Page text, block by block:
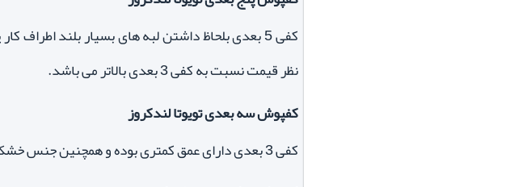
کفی 5 بعدی بلحاظ داشتن لبه های بسیار بلند
نظر قیمت نسبت به کفی 3 بعدی بالاتر می باشد.
کفپوش سه بعدی تویوتا لندکروز
کفی 3 بعدی دارای عمق کمتری بوده و همچنین جنس خشک تری نسبت به کفی 5 بعدی دارد که همین امر تا حدودی نظافت کفپوش را دشوارتر می نماید.